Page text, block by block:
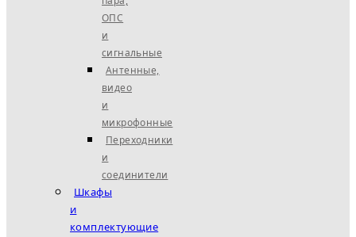
ОПС
и
сигнальные
Антенные,
видео
и
микрофонные
Переходники
и
соединители
Шкафы
и
комплектующие